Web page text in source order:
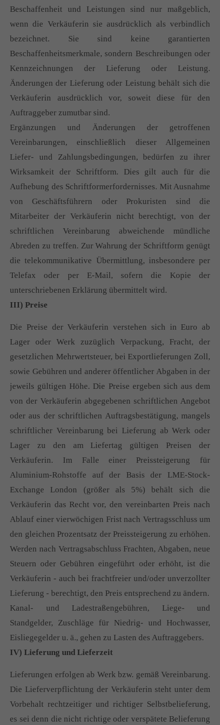
Beschaffenheit und Leistungen sind nur maßgeblich,
wenn die Verkäuferin sie ausdrücklich als verbindlich
bezeichnet. Sie sind keine garantierten
Beschaffenheitsmerkmale, sondern Beschreibungen oder
Kennzeichnungen der Lieferung oder Leistung.
Änderungen der Lieferung oder Leistung behält sich die
Verkäuferin ausdrücklich vor, soweit diese für den
Auftraggeber zumutbar sind.
Ergänzungen und Änderungen der getroffenen
Vereinbarungen, einschließlich dieser Allgemeinen
Liefer- und Zahlungsbedingungen, bedürfen zu ihrer
Wirksamkeit der Schriftform. Dies gilt auch für die
Aufhebung des Schriftformerfordernisses. Mit Ausnahme
von Geschäftsführern oder Prokuristen sind die
Mitarbeiter der Verkäuferin nicht berechtigt, von der
schriftlichen Vereinbarung abweichende mündliche
Abreden zu treffen. Zur Wahrung der Schriftform genügt
die telekommunikative Übermittlung, insbesondere per
Telefax oder per E-Mail, sofern die Kopie der
unterschriebenen Erklärung übermittelt wird.
III) Preise
Die Preise der Verkäuferin verstehen sich in Euro ab
Lager oder Werk zuzüglich Verpackung, Fracht, der
gesetzlichen Mehrwertsteuer, bei Exportlieferungen Zoll,
sowie Gebühren und anderer öffentlicher Abgaben in der
jeweils gültigen Höhe. Die Preise ergeben sich aus dem
von der Verkäuferin abgegebenen schriftlichen Angebot
oder aus der schriftlichen Auftragsbestätigung, mangels
schriftlicher Vereinbarung bei Lieferung ab Werk oder
Lager zu den am Liefertag gültigen Preisen der
Verkäuferin. Im Falle einer Preissteigerung für
Aluminium-Rohstoffe auf der Basis der LME-Stock-
Exchange London (größer als 5%) behält sich die
Verkäuferin das Recht vor, den vereinbarten Preis nach
Ablauf einer vierwöchigen Frist nach Vertragsschluss um
den gleichen Prozentsatz der Preissteigerung zu erhöhen.
Werden nach Vertragsabschluss Frachten, Abgaben, neue
Steuern oder Gebühren eingeführt oder erhöht, ist die
Verkäuferin - auch bei frachtfreier und/oder unverzollter
Lieferung - berechtigt, den Preis entsprechend zu ändern.
Kanal- und Ladestraßengebühren, Liege- und
Standgelder, Zuschläge für Niedrig- und Hochwasser,
Eisliegegelder u. ä., gehen zu Lasten des Auftraggebers.
IV) Lieferung und Lieferzeit
Lieferungen erfolgen ab Werk bzw. gemäß Vereinbarung.
Die Lieferverpflichtung der Verkäuferin steht unter dem
Vorbehalt rechtzeitiger und richtiger Selbstbelieferung,
es sei denn die nicht richtige oder verspätete Belieferung